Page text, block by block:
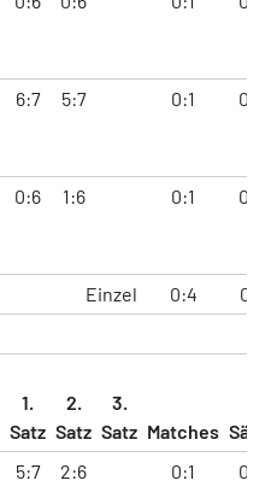
6:7 5:7 0:1 0:2
0:6 1:6 0:1 0:2
Einzel 0:4
0:8
1.
Satz
2.
Satz
3.
Satz Matches
5:7 2:6 0:1 0:2